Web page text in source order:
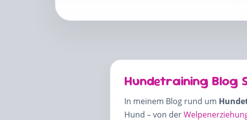
Hundetraining Blog
In meinem Blog rund um
Hund – von der